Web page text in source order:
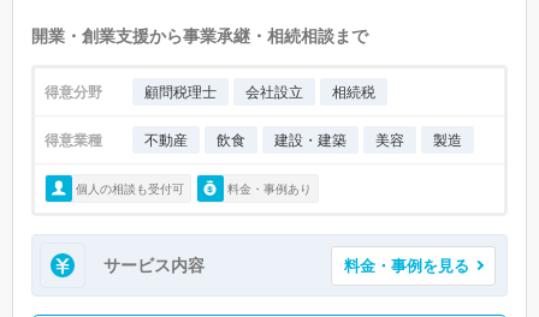
開業・創業支援から事業承継・相続相談まで
得意分野 顧問税理士 会社設立 相続税
得意業種 不動産 飲食 建設・建築 美容 製造
個人の相談も受付可 料金・事例あり
サービス内容 料金・事例を見る